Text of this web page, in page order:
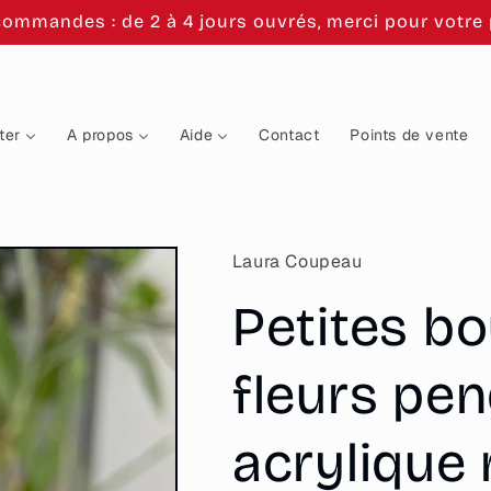
: de 2 à 4 jours ouvrés, merci pour votre
A propos Aide Contact Points de vente
Laura Coupeau
Petites
fleurs
acrylique